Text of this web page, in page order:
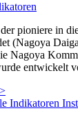
pioniere in
(Nagoya
Nagoya
entwickelt
Indikatoren